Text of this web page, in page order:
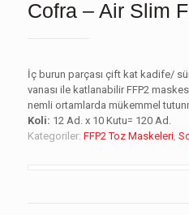
Cofra – Air Slim
İç burun parçası çift kat kadife/
vanası ile katlanabilir FFP2
nemli ortamlarda mükemmel
Koli: 12 Ad. x 10 Kutu= 120 Ad.
Kategoriler: FFP2 Toz Maskeleri,